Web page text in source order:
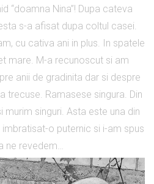
“doamna Nina”! Dupa cateva
s-a afisat dupa coltul casei.
cu cativa ani in plus. In spatele
mare. M-a recunoscut si am
anii de gradinita dar si despre
trecuse. Ramasese singura. Din
singuri. Asta este una din
o puternic si i-am spus
ne revedem…